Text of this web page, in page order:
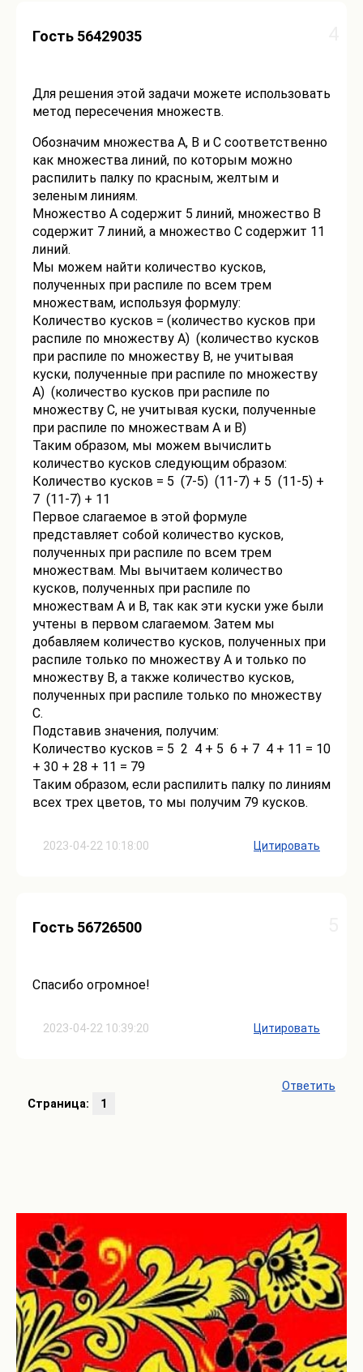
2023-04-22 10:18:00
Гость 56429035
Для решения этой задачи можете использовать
метод пересечения множеств.
Обозначим множества A, B и C соответственно
как множества линий, по которым можно
распилить палку по красным, желтым и
зеленым линиям.
Множество A содержит 5 линий, множество B
содержит 7 линий, а множество C содержит 11
линий.
Мы можем найти количество кусков,
полученных при распиле по всем трем
множествам, используя формулу:
Количество кусков = (количество кусков при
распиле по множеству A) (количество кусков
при распиле по множеству B, не учитывая
куски, полученные при распиле по множеству
A) (количество кусков при распиле по
множеству C, не учитывая куски, полученные
при распиле по множествам A и B)
Таким образом, мы можем вычислить
количество кусков следующим образом:
Количество кусков = 5 (7-5) (11-7) + 5 (11-5) +
7 (11-7) + 11
Первое слагаемое в этой формуле
представляет собой количество кусков,
полученных при распиле по всем трем
множествам. Мы вычитаем количество
кусков, полученных при распиле по
множествам A и B, так как эти куски уже были
учтены в первом слагаемом. Затем мы
добавляем количество кусков, полученных при
распиле только по множеству A и только по
множеству B, а также количество кусков,
полученных при распиле только по множеству
C.
Подставив значения, получим:
Количество кусков = 5 2 4 + 5 6 + 7 4 + 11 = 10
+ 30 + 28 + 11 = 79
Таким образом, если распилить палку по линиям
всех трех цветов, то мы получим 79 кусков.
Цитировать
2023-04-22 10:39:20
Гость 56726500
Спасибо огромное!
Цитировать
Ответить
Страница:
1